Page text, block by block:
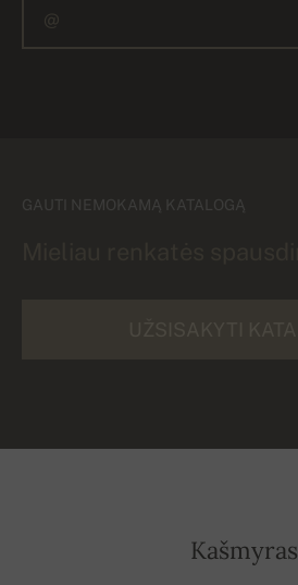
GAUTI NEMOKAMĄ KATALOGĄ
Kašmyras